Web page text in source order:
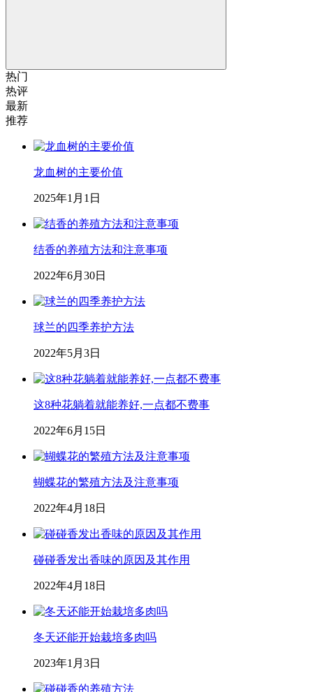
热门
热评
最新
推荐
龙血树的主要价值
2025年1月1日
结香的养殖方法和注意事项
2022年6月30日
球兰的四季养护方法
2022年5月3日
这8种花躺着就能养好,一点都不费事
2022年6月15日
蝴蝶花的繁殖方法及注意事项
2022年4月18日
碰碰香发出香味的原因及其作用
2022年4月18日
冬天还能开始栽培多肉吗
2023年1月3日